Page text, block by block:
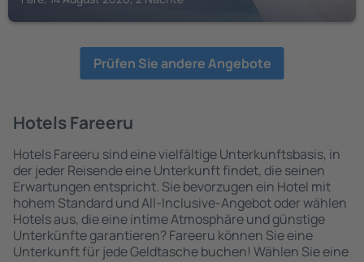
Prüfen Sie andere Angebote
Hotels Fareeru
Hotels Fareeru sind eine vielfältige Unterkunftsbasis, in
der jeder Reisende eine Unterkunft findet, die seinen
Erwartungen entspricht. Sie bevorzugen ein Hotel mit
hohem Standard und All-Inclusive-Angebot oder wählen
Hotels aus, die eine intime Atmosphäre und günstige
Unterkünfte garantieren? Fareeru können Sie eine
Unterkunft für jede Geldtasche buchen! Wählen Sie eine